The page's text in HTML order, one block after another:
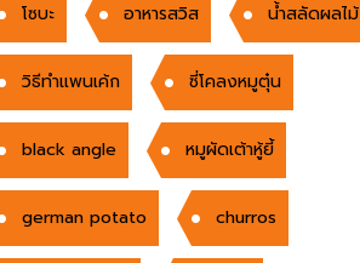
โซบะ อาหารสวิส น้ำสลัดผลไม้
วิธีทำแพนเค้ก ซี่โคลงหมูตุ๋น
black angle หมูผัดเต้าหู้ยี้
german potato churros